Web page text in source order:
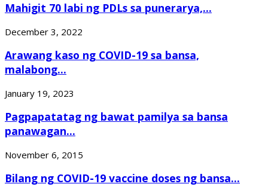
Mahigit 70 labi ng PDLs sa punerarya,...
December 3, 2022
Arawang kaso ng COVID-19 sa bansa,
malabong...
January 19, 2023
Pagpapatatag ng bawat pamilya sa bansa
panawagan...
November 6, 2015
Bilang ng COVID-19 vaccine doses ng bansa...